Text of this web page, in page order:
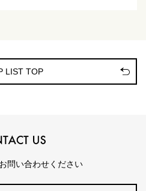
LIST TOP
問い合わせください